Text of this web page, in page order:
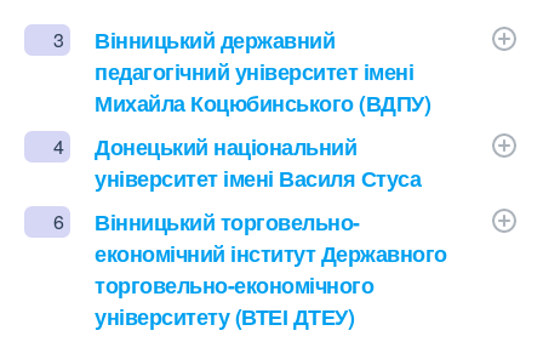
3
Вінницький державний
педагогічний університет імені
Михайла Коцюбинського (ВДПУ)
4
Донецький національний
університет імені Василя Стуса
6
Вінницький торговельно-
економічний інститут Державного
торговельно-економічного
університету (ВТЕІ ДТЕУ)